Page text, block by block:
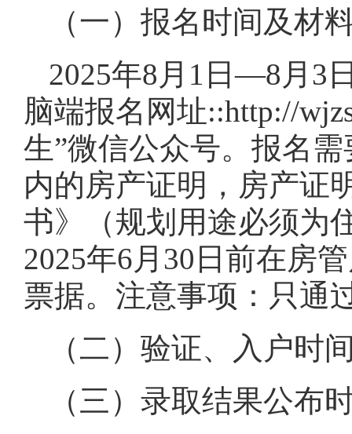
（一）报名时间及材
2025年8月1日—8月3
脑端报名网址::http://
生”微信公众号。报名
内的房产证明，房产证
书》（规划用途必须为
2025年6月30日前在房
票据。注意事项：只通
（二）验证、入户时
（三）录取结果公布